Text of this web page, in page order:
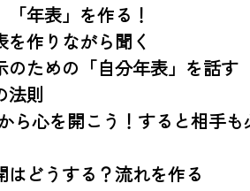
「年表」を作る！
作りながら聞く
ための「自分年表」を話す
法則
心を開こう！すると相手も
はどうする？流れを作る